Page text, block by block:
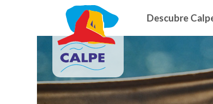
Pasar al contenido principal
Descubre